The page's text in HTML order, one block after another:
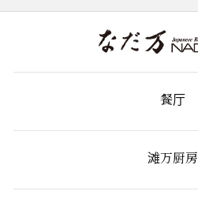
餐厅
滩万厨房